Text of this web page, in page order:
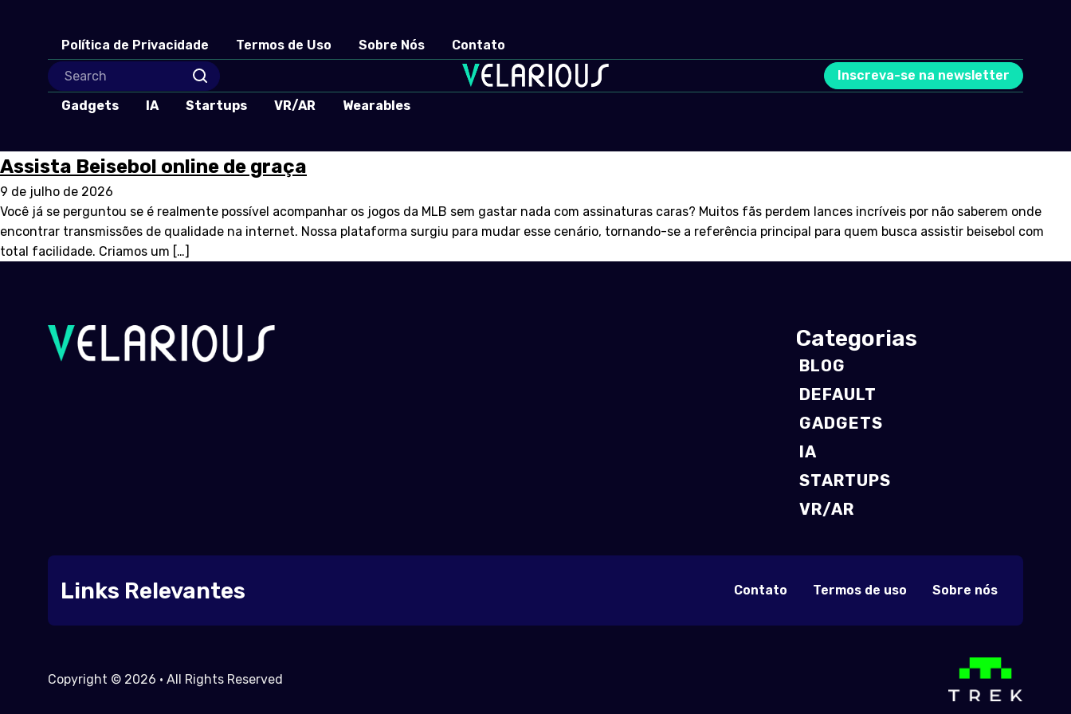
Política de Privacidade Termos de Uso Sobre Nós
Contato
Inscreva-se na newsletter
Gadgets
IA Startups VR/AR Wearables
Assista Beisebol online de graça
9 de julho de 2026
Você já se perguntou se é realmente possível acompanhar os jogos da MLB sem gastar nada com assinaturas caras? Muitos fãs perdem lances incríveis por não saberem onde
encontrar transmissões de qualidade na internet. Nossa plataforma surgiu para mudar esse cenário, tornando-se a referência principal para quem busca assistir beisebol com
total facilidade. Criamos um […]
Categorias
BLOG
DEFAULT
GADGETS
IA
STARTUPS
VR/AR
Links Relevantes Contato Termos de uso Sobre nós
Copyright © 2026 • All Rights Reserved